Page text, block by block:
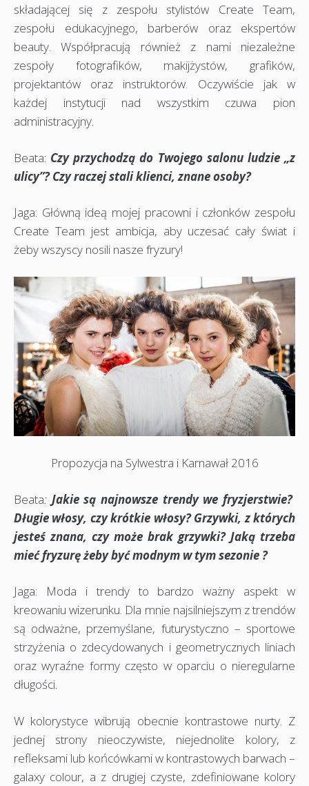
składającej się z zespołu stylistów Create Team,
zespołu edukacyjnego, barberów oraz ekspertów
beauty. Współpracują również z nami niezależne
zespoły fotografików, makijżystów, grafików,
projektantów oraz instruktorów. Oczywiście jak w
każdej instytucji nad wszystkim czuwa pion
administracyjny.
Beata: Czy przychodzą do Twojego salonu ludzie „z
ulicy”? Czy raczej stali klienci, znane osoby?
Jaga: Główną ideą mojej pracowni i członków zespołu
Create Team jest ambicja, aby uczesać cały świat i
żeby wszyscy nosili nasze fryzury!
Propozycja na Sylwestra i Karnawał 2016
Beata: Jakie są najnowsze trendy we fryzjerstwie?
Długie włosy, czy krótkie włosy? Grzywki, z których
jesteś znana, czy może brak grzywki? Jaką trzeba
mieć fryzurę żeby być modnym w tym sezonie ?
Jaga: Moda i trendy to bardzo ważny aspekt w
kreowaniu wizerunku. Dla mnie najsilniejszym z trendów
są odważne, przemyślane, futurystyczno – sportowe
strzyżenia o zdecydowanych i geometrycznych liniach
oraz wyraźne formy często w oparciu o nieregularne
długości.
W kolorystyce wibrują obecnie kontrastowe nurty. Z
jednej strony nieoczywiste, niejednolite kolory, z
refleksami lub końcówkami w kontrastowych barwach –
galaxy colour, a z drugiej czyste, zdefiniowane kolory